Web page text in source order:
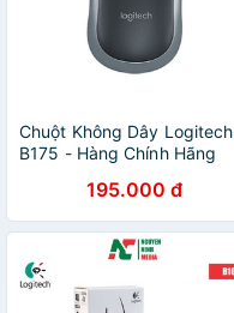
Chuột Không Dây Logitech
B175 - Hàng Chính Hãng
195.000 đ